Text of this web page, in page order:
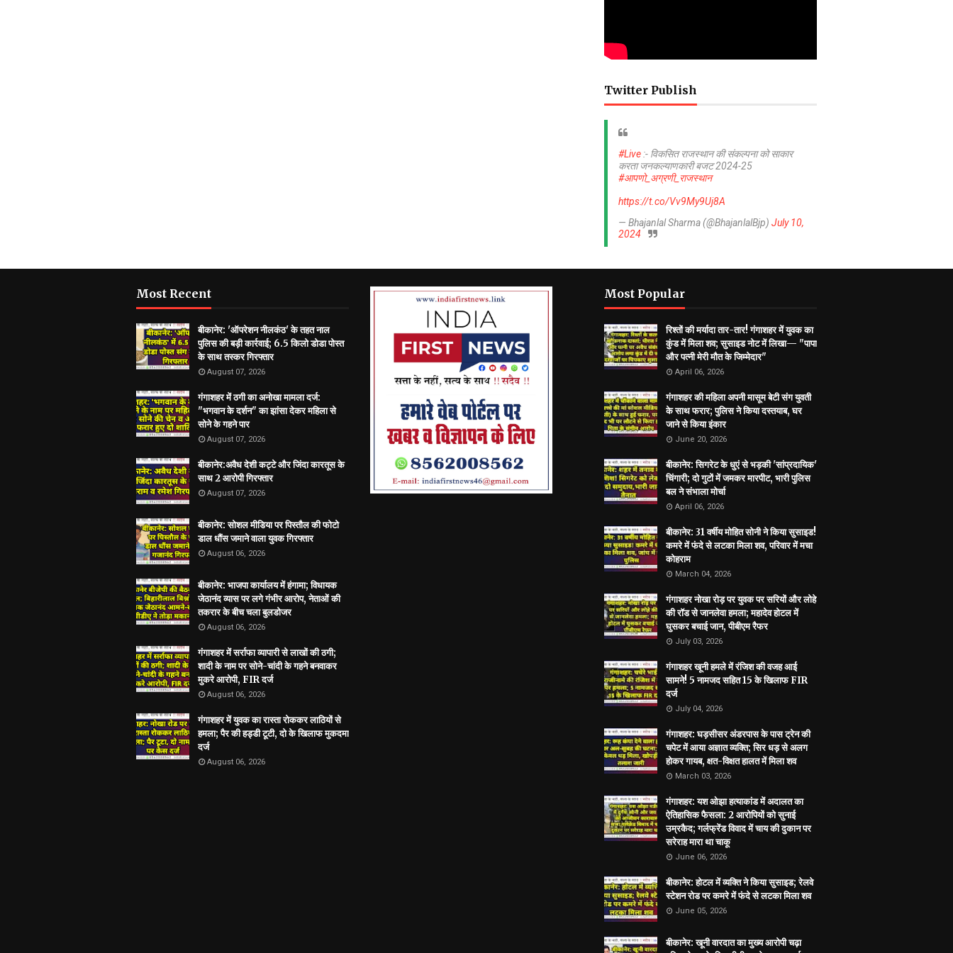
Twitter Publish
#Live :- विकसित राजस्थान की संकल्पना को साकार
करता जनकल्याणकारी बजट 2024-25
#आपणो_अग्रणी_राजस्थान
https://t.co/Vv9My9Uj8A
— Bhajanlal Sharma (@BhajanlalBjp) July 10,
2024
Most Recent
बीकानेर: 'ऑपरेशन नीलकंठ' के तहत नाल
पुलिस की बड़ी कार्रवाई; 6.5 किलो डोडा पोस्त
के साथ तस्कर गिरफ्तार
August 07, 2026
गंगाशहर में ठगी का अनोखा मामला दर्ज:
"भगवान के दर्शन" का झांसा देकर महिला से
सोने के गहने पार
August 07, 2026
बीकानेर:अवैध देशी कट्टे और जिंदा कारतूस के
साथ 2 आरोपी गिरफ्तार
August 07, 2026
बीकानेर: सोशल मीडिया पर पिस्तौल की फोटो
डाल धौंस जमाने वाला युवक गिरफ्तार
August 06, 2026
बीकानेर: भाजपा कार्यालय में हंगामा; विधायक
जेठानंद व्यास पर लगे गंभीर आरोप, नेताओं की
तकरार के बीच चला बुलडोजर
August 06, 2026
गंगाशहर में सर्राफा व्यापारी से लाखों की ठगी;
शादी के नाम पर सोने-चांदी के गहने बनवाकर
मुकरे आरोपी, FIR दर्ज
August 06, 2026
गंगाशहर में युवक का रास्ता रोककर लाठियों से
हमला; पैर की हड्डी टूटी, दो के खिलाफ मुकदमा
दर्ज
August 06, 2026
Most Popular
रिश्तों की मर्यादा तार-तार! गंगाशहर में युवक का
कुंड में मिला शव; सुसाइड नोट में लिखा— "पापा
और पत्नी मेरी मौत के जिम्मेदार"
April 06, 2026
गंगाशहर की महिला अपनी मासूम बेटी संग युवती
के साथ फरार; पुलिस ने किया दस्तयाब, घर
जाने से किया इंकार
June 20, 2026
बीकानेर: सिगरेट के धुएं से भड़की 'सांप्रदायिक'
चिंगारी; दो गुटों में जमकर मारपीट, भारी पुलिस
बल ने संभाला मोर्चा
April 06, 2026
बीकानेर: 31 वर्षीय मोहित सोनी ने किया सुसाइड!
कमरे में फंदे से लटका मिला शव, परिवार में मचा
कोहराम
March 04, 2026
गंगाशहर नोखा रोड़ पर युवक पर सरियों और लोहे
की रॉड से जानलेवा हमला; महादेव होटल में
घुसकर बचाई जान, पीबीएम रैफर
July 03, 2026
गंगाशहर खूनी हमले में रंजिश की वजह आई
सामने! 5 नामजद सहित 15 के खिलाफ FIR
दर्ज
July 04, 2026
गंगाशहर: घड़सीसर अंडरपास के पास ट्रेन की
चपेट में आया अज्ञात व्यक्ति; सिर धड़ से अलग
होकर गायब, क्षत-विक्षत हालत में मिला शव
March 03, 2026
गंगाशहर: यश ओझा हत्याकांड में अदालत का
ऐतिहासिक फैसला: 2 आरोपियों को सुनाई
उम्रकैद; गर्लफ्रेंड विवाद में चाय की दुकान पर
सरेराह मारा था चाकू
June 06, 2026
बीकानेर: होटल में व्यक्ति ने किया सुसाइड; रेलवे
स्टेशन रोड पर कमरे में फंदे से लटका मिला शव
June 05, 2026
बीकानेर: खूनी वारदात का मुख्य आरोपी चढ़ा